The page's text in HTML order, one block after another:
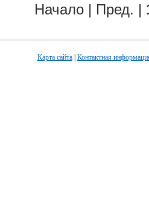
Начало | Пред. |
Карта сайта| Контактная